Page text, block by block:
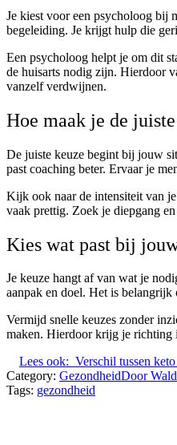
Je kiest voor een psycholoog bij
begeleiding. Je krijgt hulp die
Een psycholoog helpt je om dit
de huisarts nodig zijn. Hierdoor
vanzelf verdwijnen.
Hoe maak je de
De juiste keuze begint bij jouw
past coaching beter. Ervaar je
Kijk ook naar de intensiteit van
vaak prettig. Zoek je diepgang
Kies wat past bij
Je keuze hangt af van wat je
aanpak en doel. Het is
Vermijd snelle keuzes zonder
maken. Hierdoor krijg je richting
Lees ook: Verschil tussen
Category: GezondheidDoor
Tags: gezondheid